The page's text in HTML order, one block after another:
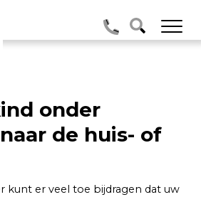
onder
de huis- of
kunt er veel toe bijdragen dat uw